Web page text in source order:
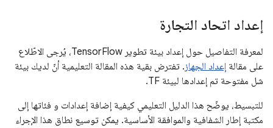
إعداد اتحاد التجارة
لمعرفة التفاصيل حول إعداد بيئة تطوير TensorFlow، يُرجى الاطّلاع
على مقالة إعداد الجهاز. تفترض بقية هذه المقالة التعليمية أنّ لديك بيئة
شل مفتوحة تم إعدادها لبيئة TF.
للتبسيط، يوضّح هذا الدليل التعليمي كيفية إضافة إعدادات و فئاتها إلى
مكتبة إطار الشفافية والموافقة الأساسية. يمكن توسيع نطاق هذا الإجراء